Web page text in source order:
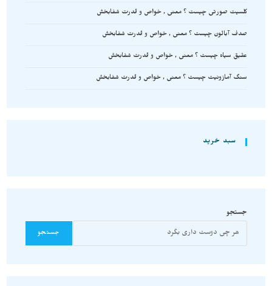
کلسیت صورتی چیست ؟ معنی , خواص و قدرت شفابخش
صدف آبالون چیست ؟ معنی , خواص و قدرت شفابخش
عقیق سیاه چیست ؟ معنی , خواص و قدرت شفابخش
سنگ آمازونیت چیست ؟ معنی , خواص و قدرت شفابخش
سبد خرید
جستجو
جستجو